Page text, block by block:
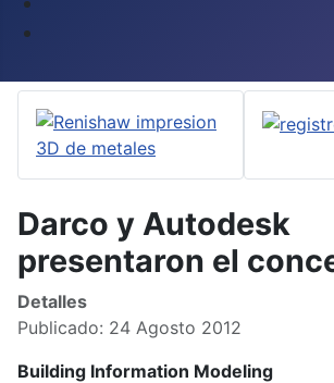
Darco y Autodesk
presentaron el
Detalles
Publicado: 24 Agosto 2012
Building Information Modeling